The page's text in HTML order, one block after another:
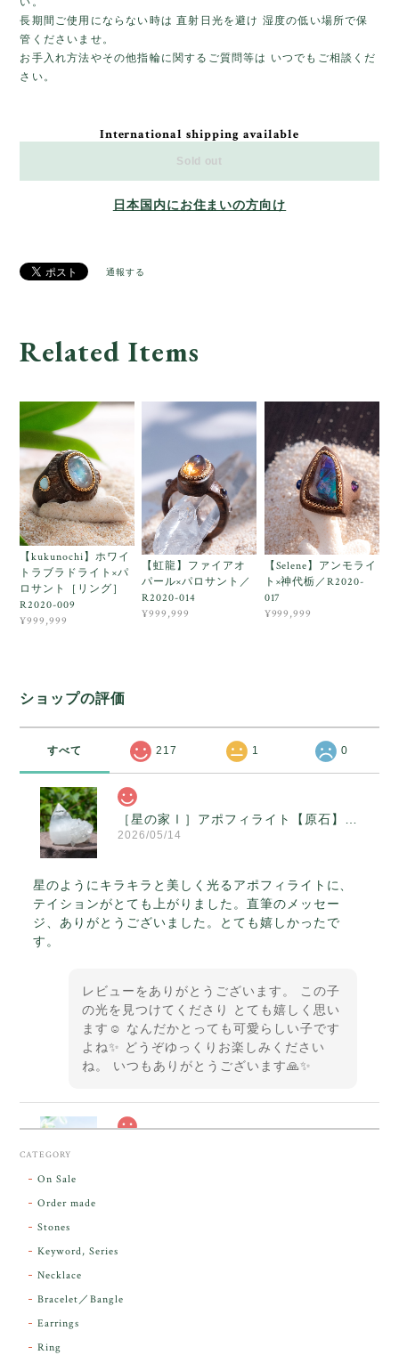
長期間ご使用にならない時は 直射日光を避け 湿度の低い場所で保
管くださいませ。
お手入れ方法やその他指輪に関するご質問等は いつでもご相談くだ
さい。
International shipping available
Sold out
日本国内にお住まいの方向け
通報する
Related Items
【kukunochi】ホワイ
トラブラドライト×パ
ロサント［リング］
R2020-009
¥999,999
【虹龍】ファイアオ
パール×パロサント／
R2020-014
¥999,999
【Selene】アンモライ
ト×神代栃／R2020-
017
¥999,999
ショップの評価
すべて 217 1 0
［星の家Ⅰ］アポフィライト【原石】O300-314
2026/05/14
星のようにキラキラと美しく光るアポフィライトに、
テイションがとても上がりました。直筆のメッセー
ジ、ありがとうございました。とても嬉しかったで
す。
レビューをありがとうございます。 この子
の光を見つけてくださり とても嬉しく思い
ます☺️ なんだかとっても可愛らしい子です
よね✨ どうぞゆっくりお楽しみください
ね。 いつもありがとうございます🙏✨
ンダラで感動しました。素敵な箱と和紙で石を包んで
下さり、ありがとうございました。
レビューをありがとうございます。 実物を
CATEGORY
On Sale
Order made
Stones
Keyword, Series
Necklace
Bracelet／Bangle
Earrings
Ring